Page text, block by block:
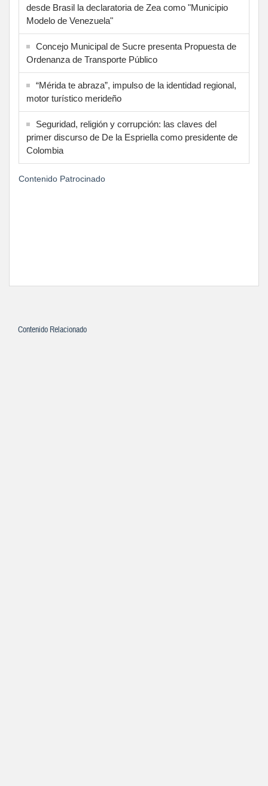
desde Brasil la declaratoria de Zea como "Municipio
Modelo de Venezuela"
Concejo Municipal de Sucre presenta Propuesta de
Ordenanza de Transporte Público
“Mérida te abraza”, impulso de la identidad regional,
motor turístico merideño
Seguridad, religión y corrupción: las claves del
primer discurso de De la Espriella como presidente de
Colombia
Contenido Patrocinado
Contenido Relacionado